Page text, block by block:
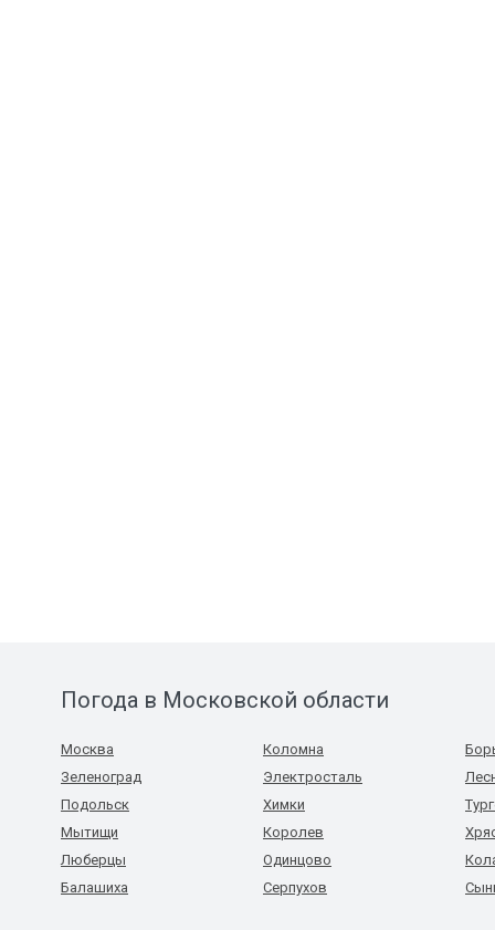
Погода в Московской области
Москва
Зеленоград
Подольск
Мытищи
Люберцы
Балашиха
Коломна
Электросталь
Химки
Королев
Одинцово
Серпухов